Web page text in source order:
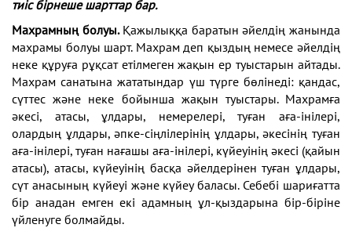
тиіс бірнеше шарттар бар.
Махрамның болуы.Қажылыққа баратын әйелдіңжанында
махрамы болуы шарт. Махрам деп қыздың немесе әйелдің
неке құруға рұқсат етілмеген жақын ертуыстарын айтады.
Махрам санатына жататындар үш түрге бөлінеді: қандас,
сүттес және неке бойынша жақын туыстары. Махрамға
әкесі, атасы, ұлдары, немерелері,туған аға-інілері,
олардың ұлдары, әпке-сіңлілерінің ұлдары, әкесінің туған
аға-інілері, туған нағашы аға-інілері, күйеуінің әкесі (қайын
атасы), атасы, күйеуінің басқа әйелдерінен туған ұлдары,
сүт анасының күйеуі және күйеу баласы. Себебі шариғатта
бір анадан емген екіадамның ұл-қыздарына бір-біріне
үйленуге болмайды.